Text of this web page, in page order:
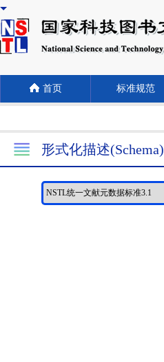
首页 标准规范
形式化描述(Schema)